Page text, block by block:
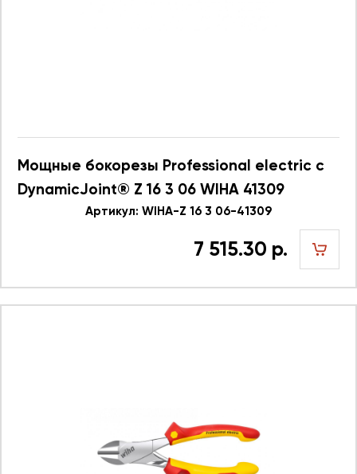
Мощные бокорезы Professional electric с
DynamicJoint® Z 16 3 06 WIHA 41309
Артикул: WIHA-Z 16 3 06-41309
7 515.30 р.